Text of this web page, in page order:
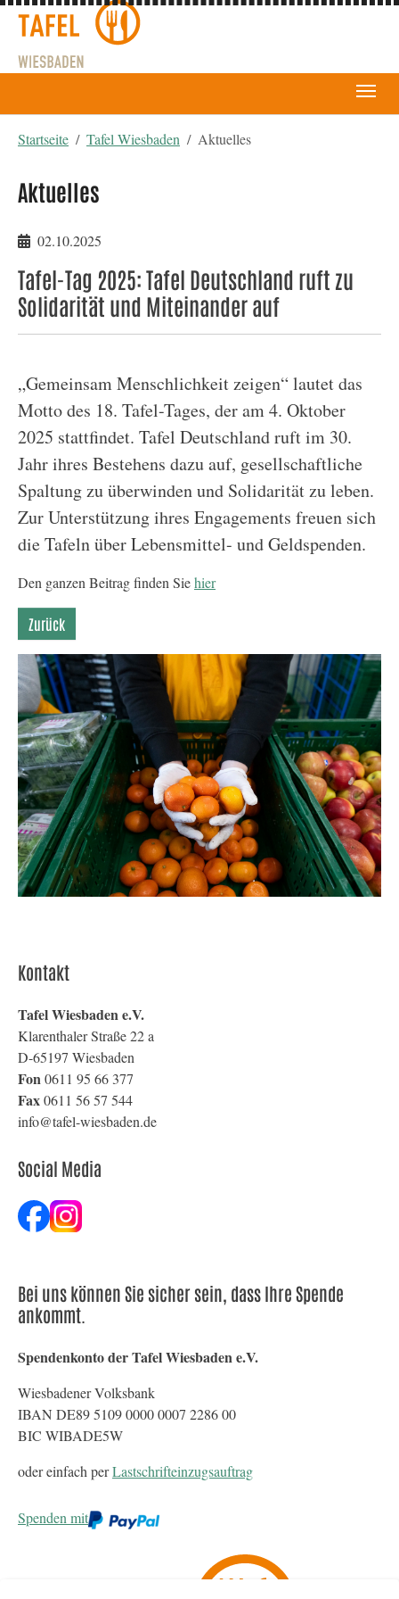
Startseite
Tafel Wiesbaden Aktuelles
Aktuelles
02.10.2025
Tafel-Tag 2025: Tafel Deutschland ruft zu
Solidarität und Miteinander auf
„Gemeinsam Menschlichkeit zeigen“ lautet das
Motto des 18. Tafel-Tages, der am 4. Oktober
2025 stattfindet. Tafel Deutschland ruft im 30.
Jahr ihres Bestehens dazu auf, gesellschaftliche
Spaltung zu überwinden und Solidarität zu leben.
Zur Unterstützung ihres Engagements freuen sich
die Tafeln über Lebensmittel- und Geldspenden.
Den ganzen Beitrag finden Siehier
Zurück
Kontakt
Tafel Wiesbaden e.V.
Klarenthaler Straße 22 a
D-65197 Wiesbaden
Fon0611 95 66 377
Fax0611 56 57 544
info@tafel-wiesbaden.de
Social Media
Bei uns können Sie sicher sein, dass Ihre Spende
ankommt.
Spendenkonto der Tafel Wiesbaden e.V.
Wiesbadener Volksbank
IBAN DE89 5109 0000 0007 2286 00
BIC WIBADE5W
oder einfach perLastschrifteinzugsauftrag
Spenden mit